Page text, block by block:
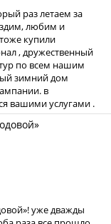
раз летаем за
любим и
купили
, дружественный
по всем нашим
зимний дом
в
вашими услугами .
уже дважды